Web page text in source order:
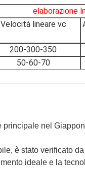
elaborazione
Velocità lineare vc
200-300-350
50-60-70
nel
è stato verificato
ideale e la